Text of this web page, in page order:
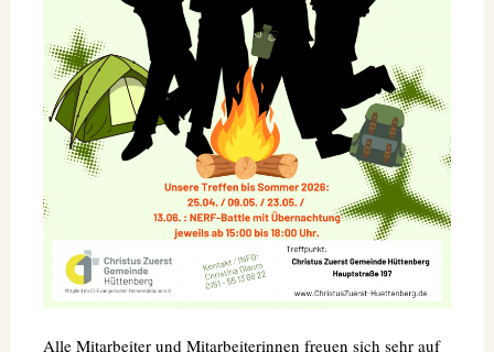
Alle Mitarbeiter und Mitarbeiterinnen freuen sich sehr auf